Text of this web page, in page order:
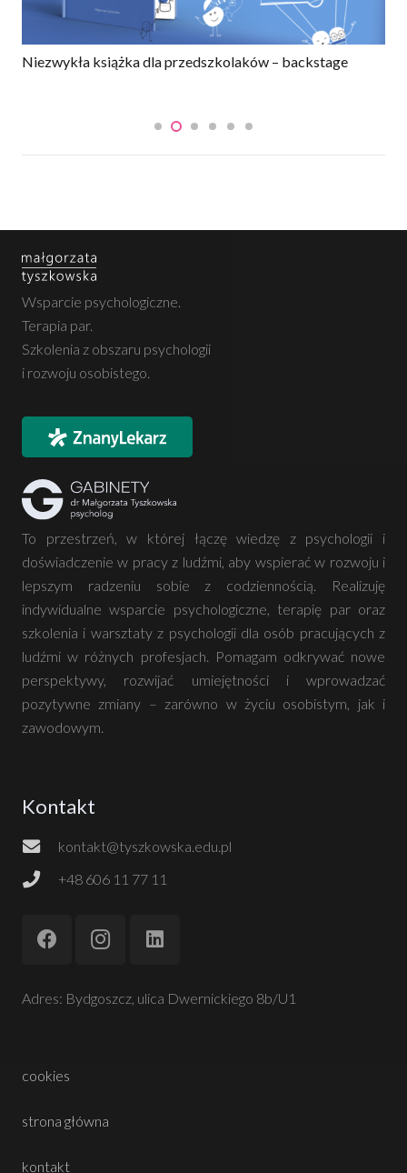
Niezwykła książka dla przedszkolaków – backstage
Wsparcie psychologiczne.
Terapia par.
Szkolenia z obszaru psychologii
i rozwoju osobistego.
To przestrzeń, w której łączę wiedzę z psychologii i
doświadczenie w pracy z ludźmi, aby wspierać w rozwoju i
lepszym radzeniu sobie z codziennością. Realizuję
indywidualne wsparcie psychologiczne, terapię par oraz
szkolenia i warsztaty z psychologii dla osób pracujących z
ludźmi w różnych profesjach. Pomagam odkrywać nowe
perspektywy, rozwijać umiejętności i wprowadzać
pozytywne zmiany – zarówno w życiu osobistym, jak i
zawodowym.
Kontakt
kontakt@tyszkowska.edu.pl
+48 606 11 77 11
Adres: Bydgoszcz, ulica Dwernickiego 8b/U1
cookies
strona główna
kontakt